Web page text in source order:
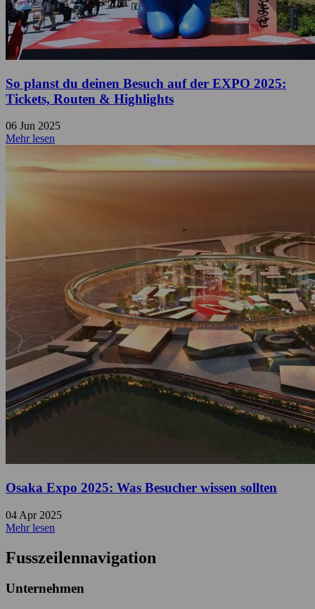
So planst du deinen Besuch auf der EXPO 2025:
Tickets, Routen & Highlights
06 Jun 2025
Mehr lesen
Osaka Expo 2025: Was Besucher wissen sollten
04 Apr 2025
Mehr lesen
Fusszeilennavigation
Unternehmen